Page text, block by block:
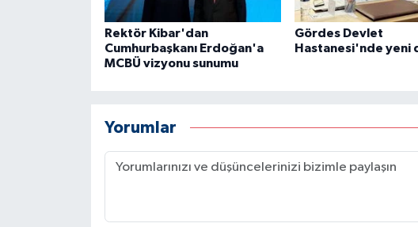
Rektör Kibar'dan
Cumhurbaşkanı Erdoğan'a
MCBÜ vizyonu sunumu
Gördes Devlet
Hastanesi'nde yeni
Yorumlar